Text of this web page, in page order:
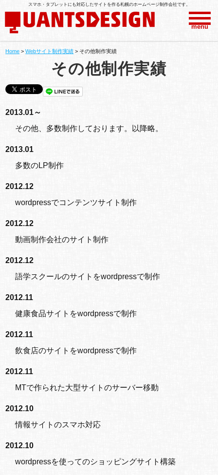
スマホ・タブレットにも対応したサイトを作る札幌のホームページ制作会社です。
menu
Home >Webサイト制作実績 > その他制作実績
その他制作実績
2013.01～
その他、多数制作しております。以降略。
2013.01
多数のLP制作
2012.12
wordpressでコンテンツサイト制作
2012.12
動画制作会社のサイト制作
2012.12
語学スクールのサイトをwordpressで制作
2012.11
健康食品サイトをwordpressで制作
2012.11
飲食店のサイトをwordpressで制作
2012.11
MTで作られた大型サイトのサーバー移動
2012.10
情報サイトのスマホ対応
2012.10
wordpressを使ってのショッピングサイト構築